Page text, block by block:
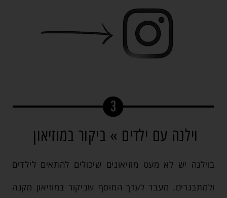
וילנה עם ילדים » ביקור במוזיאון
בוילנה יש לא מעט מוזיאונים שיכולים להתאים לילדים
ולמתבגרים. מעבר לערך המוסף שביקור במוזיאון מקנה